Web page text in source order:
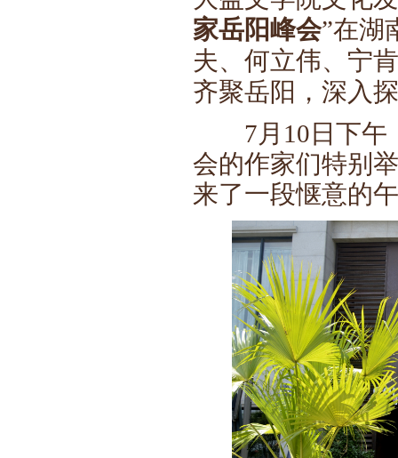
家岳阳峰会”在湖
夫、何立伟、宁
齐聚岳阳，深入
7月10日下午
会的作家们特别
来了一段惬意的